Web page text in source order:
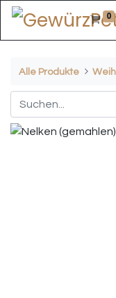
0
Alle Produkte